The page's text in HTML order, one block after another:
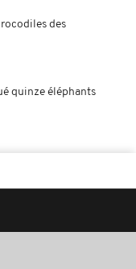
des
quinze éléphants